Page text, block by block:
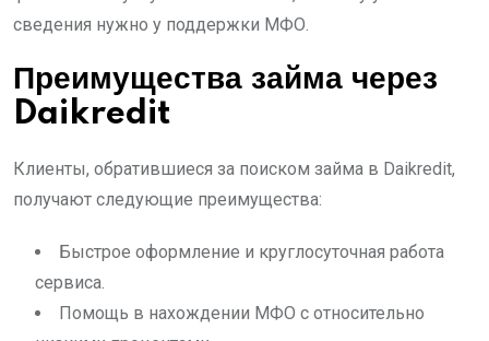
сведения нужно у поддержки МФО.
Преимущества займа через
Daikredit
Клиенты, обратившиеся за поиском займа в Daikredit,
получают следующие преимущества:
Быстрое оформление и круглосуточная работа
сервиса.
Помощь в нахождении МФО с относительно